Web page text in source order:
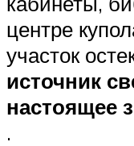
центре
участок
источник
настоящее
.